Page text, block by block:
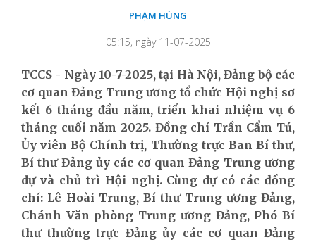
PHẠM HÙNG
05:15, ngày 11-07-2025
TCCS - Ngày 10-7-2025, tại Hà Nội, Đảng bộ các
cơ quan Đảng Trung ương tổ chức Hội nghị sơ
kết 6 tháng đầu năm, triển khai nhiệm vụ 6
tháng cuối năm 2025. Đồng chí Trần Cẩm Tú,
Ủy viên Bộ Chính trị, Thường trực Ban Bí thư,
Bí thư Đảng ủy các cơ quan Đảng Trung ương
dự và chủ trì Hội nghị. Cùng dự có các đồng
chí: Lê Hoài Trung, Bí thư Trung ương Đảng,
Chánh Văn phòng Trung ương Đảng, Phó Bí
thư thường trực Đảng ủy các cơ quan Đảng